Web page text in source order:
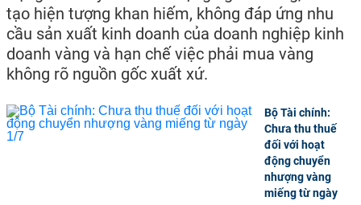
tạo hiện tượng khan hiếm, không đáp ứng nhu
cầu sản xuất kinh doanh của doanh nghiệp kinh
doanh vàng và hạn chế việc phải mua vàng
không rõ nguồn gốc xuất xứ.
Bộ Tài chính:
Chưa thu thuế
đối với hoạt
động chuyển
nhượng vàng
miếng từ ngày